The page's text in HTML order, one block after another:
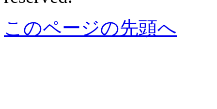
このページの先頭へ